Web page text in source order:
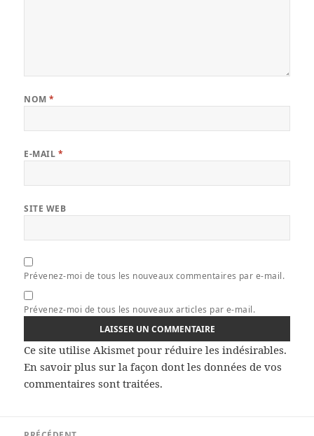
NOM*
E-MAIL *
SITE WEB
Prévenez-moi de tous les nouveaux commentaires par e-mail.
Prévenez-moi de tous les nouveaux articles par e-mail.
Ce site utilise Akismet pour réduire les indésirables.
En savoir plus sur la façon dont les données de vos
commentaires sont traitées.